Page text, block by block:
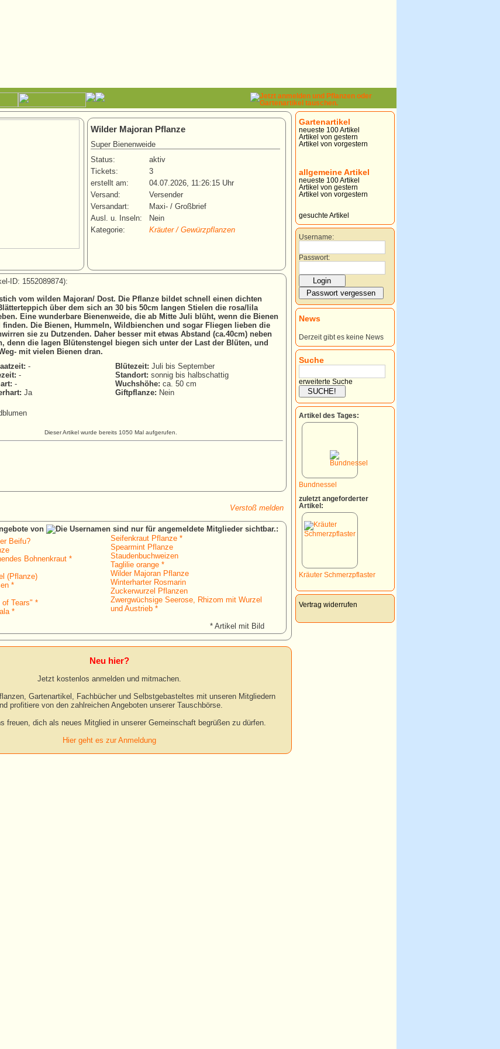
Wilder Majoran Pflanze
Super Bienenweide
Status:
aktiv
Tickets:
3
erstellt am:
04.07.2026, 11:26:15 Uhr
Versand:
Versender
Versandart:
Maxi- / Großbrief
Ausl. u. Inseln:
Nein
Kategorie:
Kräuter / Gewürzpflanzen
ID: 1552089874):
vom wilden Majoran/ Dost. Die Pflanze bildet schnell einen dichten
über dem sich an 30 bis 50cm langen Stielen die rosa/lila
Eine wunderbare Bienenweide, die ab Mitte Juli blüht, wenn die Bienen
Die Bienen, Hummeln, Wildbienchen und sogar Fliegen lieben die
sie zu Dutzenden. Daher besser mit etwas Abstand (ca.40cm) neben
denn die lagen Blütenstengel biegen sich unter der Last der Blüten, und
mit vielen Bienen dran.
- Blütezeit: Juli bis September
- Standort: sonnig bis halbschattig
- Wuchshöhe: ca. 50 cm
Ja Giftpflanze: Nein
Dieser Artikel wurde bereits 1050 Mal aufgerufen.
Verstoß melden
von
:
Beifu?
Bohnenkraut *
(Pflanze)
*
of Tears" *
*
Seifenkraut Pflanze *
Spearmint Pflanze
Staudenbuchweizen
Taglilie orange *
Wilder Majoran Pflanze
Winterharter Rosmarin
Zuckerwurzel Pflanzen
Zwergwüchsige Seerose, Rhizom mit Wurzel
und Austrieb *
* Artikel mit Bild
Neu hier?
Jetzt kostenlos anmelden und mitmachen.
Gartenartikel, Fachbücher und Selbstgebasteltes mit unseren Mitgliedern
profitiere von den zahlreichen Angeboten unserer Tauschbörse.
freuen, dich als neues Mitglied in unserer Gemeinschaft begrüßen zu dürfen.
Hier geht es zur Anmeldung
Gartenartikel
neueste 100 Artikel
Artikel von gestern
Artikel von vorgestern
allgemeine Artikel
neueste 100 Artikel
Artikel von gestern
Artikel von vorgestern
gesuchte Artikel
Username:
Passwort:
News
Derzeit gibt es keine News
Suche
erweiterte Suche
Artikel des Tages:
Bundnessel
zuletzt angeforderter
Artikel:
Kräuter Schmerzpflaster
Vertrag widerrufen